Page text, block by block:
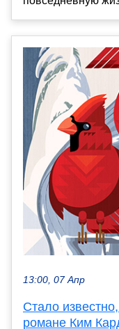
13:00, 07 Апр
Стало
романе Ким